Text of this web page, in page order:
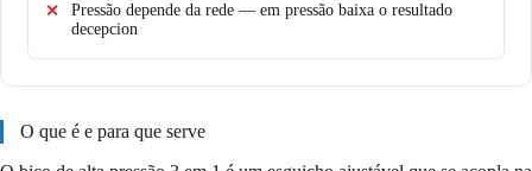
Pressão depende da rede — em pressão baixa o resultado
decepcion
O que é e para que serve